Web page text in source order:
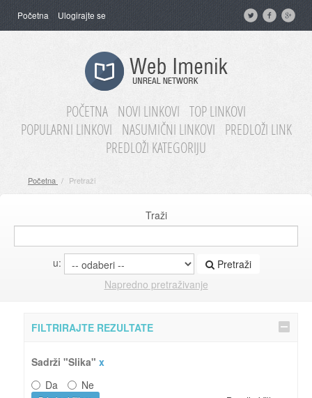
Početna Ulogirajte se
POČETNA NOVI LINKOVI TOP LINKOVI
POPULARNI LINKOVI
NASUMIČNI LINKOVI
PREDLOŽI LINK
PREDLOŽI KATEGORIJU
Početna / Pretraži
Traži
u:
Pretraži
Napredno pretraživanje
FILTRIRAJTE REZULTATE
Sadrži "Slika" x
Da
Ne